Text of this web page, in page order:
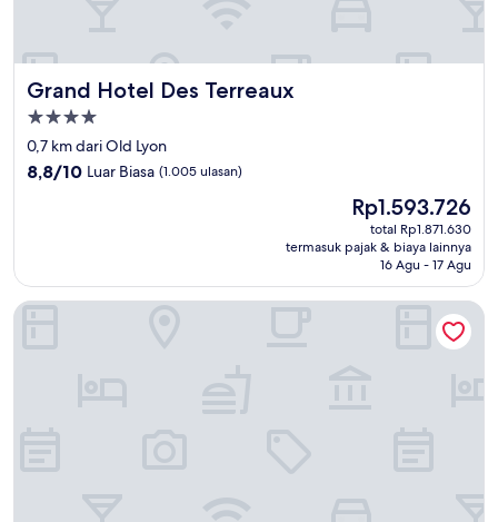
Grand Hotel Des Terreaux
Grand Hotel Des Terreaux
Properti
bintang
4.0
0,7 km dari Old Lyon
8.8
ulasan)
8,8/10 Luar Biasa (1.005 ulasan)
Harga
sekarang
Rp1.593.726
Rp1.593.726
total Rp1.871.630
termasuk pajak & biaya lainnya
16 Agu - 17 Agu
Hôtel des Artistes